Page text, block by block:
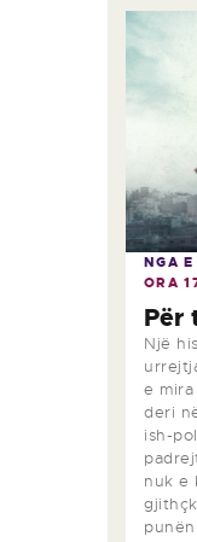
NGA
ORA
Për
Një
e
deri
ish-
nuk e